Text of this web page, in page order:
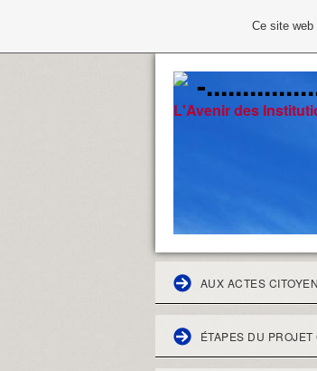
-
L'Avenir des
AUX ACTES
ÉTAPES DU
Ce site web